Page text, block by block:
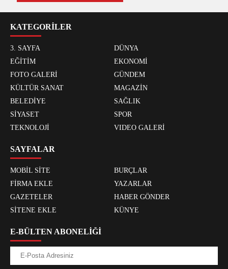
KATEGORİLER
3. SAYFA
DÜNYA
EĞİTİM
EKONOMİ
FOTO GALERİ
GÜNDEM
KÜLTÜR SANAT
MAGAZİN
BELEDİYE
SAĞLIK
SİYASET
SPOR
TEKNOLOJİ
VIDEO GALERİ
SAYFALAR
MOBİL SİTE
BURÇLAR
FİRMA EKLE
YAZARLAR
GAZETELER
HABER GÖNDER
SİTENE EKLE
KÜNYE
E-BÜLTEN ABONELİĞİ